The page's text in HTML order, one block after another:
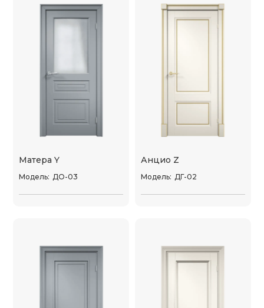
Матера Y
Модель: ДО-03
Анцио Z
Модель: ДГ-02